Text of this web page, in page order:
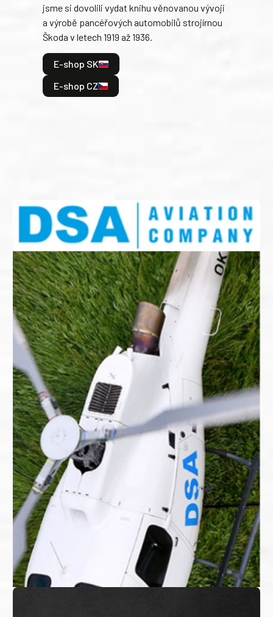
jsme si dovolili vydat knihu věnovanou vývoji
a výrobě pancéřových automobilů strojírnou
Škoda v letech 1919 až 1936.
E-shop SK
E-shop CZ